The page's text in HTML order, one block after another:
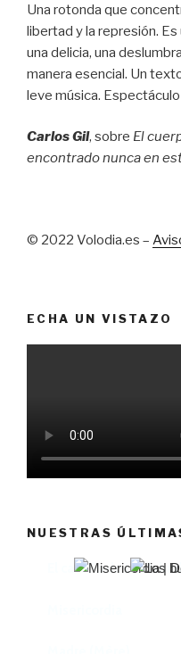
Una rotonda que
libertad y la represión. Es
una delicia, una
manera esencial. Un
leve música.
Carlos Gil, sobre El
encontrado nunca en
© 2022 Volodia.es –
ECHA UN VISTAZO
NUESTRAS
El castillo de